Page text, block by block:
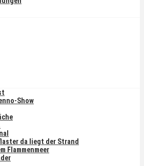
Show
da liegt der Strand
Flammenmeer